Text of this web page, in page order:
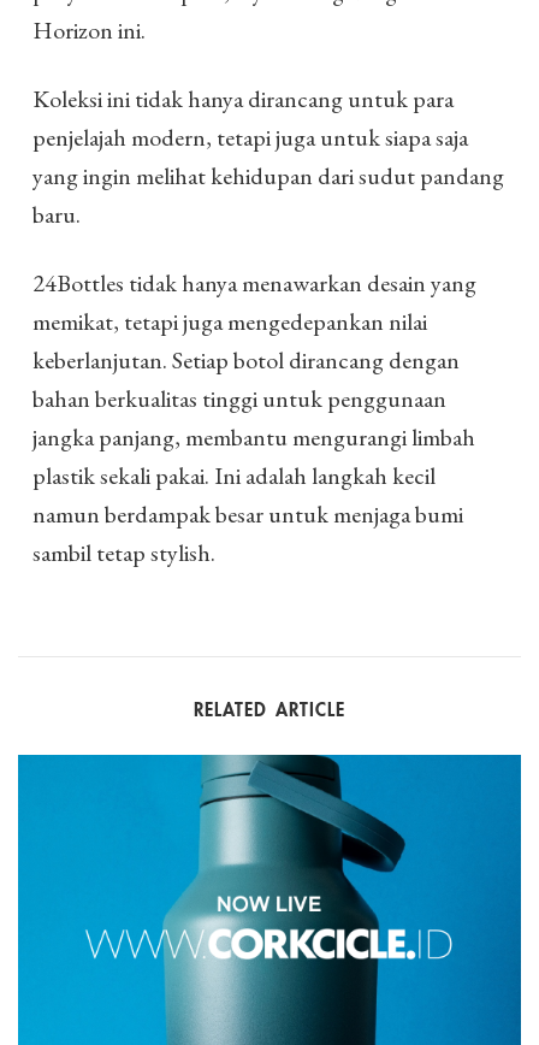
Horizon ini.
Koleksi ini tidak hanya dirancang untuk para
penjelajah modern, tetapi juga untuk siapa saja
yang ingin melihat kehidupan dari sudut pandang
baru.
24Bottles tidak hanya menawarkan desain yang
memikat, tetapi juga mengedepankan nilai
keberlanjutan. Setiap botol dirancang dengan
bahan berkualitas tinggi untuk penggunaan
jangka panjang, membantu mengurangi limbah
plastik sekali pakai. Ini adalah langkah kecil
namun berdampak besar untuk menjaga bumi
sambil tetap stylish.
RELATED ARTICLE